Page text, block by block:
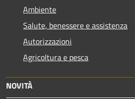
Ambiente
Salute, benessere e assistenza
Autorizzazioni
Agricoltura e pesca
NOVITÀ